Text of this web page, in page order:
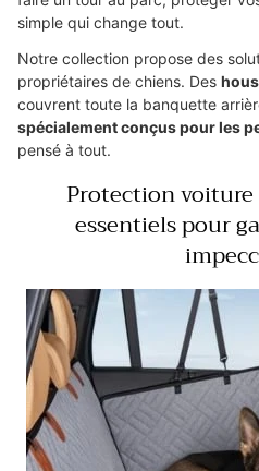
simple qui change tout.
Notre collection propose des
propriétaires de chiens. Des
couvrent toute la banquette
spécialement conçus pour les
pensé à tout.
Protection
essentiels pour